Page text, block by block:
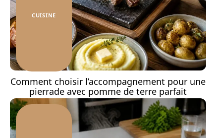
CUISINE
Comment choisir l’accompagnement pour une
pierrade avec pomme de terre parfait